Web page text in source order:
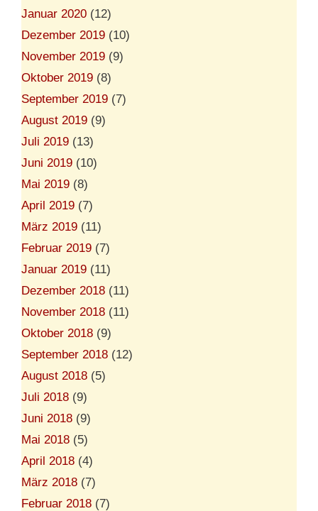
Januar 2020 (12)
Dezember 2019 (10)
November 2019 (9)
Oktober 2019 (8)
September 2019 (7)
August 2019 (9)
Juli 2019 (13)
Juni 2019 (10)
Mai 2019 (8)
April 2019 (7)
März 2019 (11)
Februar 2019 (7)
Januar 2019 (11)
Dezember 2018 (11)
November 2018 (11)
Oktober 2018 (9)
September 2018 (12)
August 2018 (5)
Juli 2018 (9)
Juni 2018 (9)
Mai 2018 (5)
April 2018 (4)
März 2018 (7)
Februar 2018 (7)